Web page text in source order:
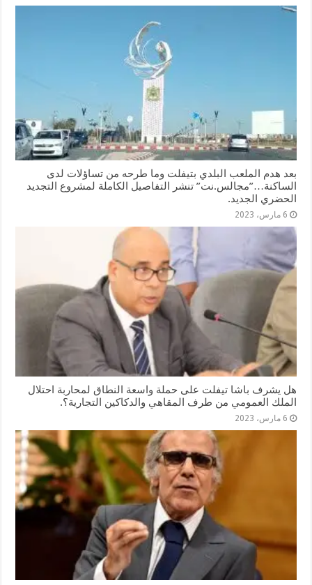
بعد هدم الملعب البلدي بتيفلت وما طرحه من تساؤلات لدى
الساكنة…”مجالس.نت” تنشر التفاصيل الكاملة لمشروع التجديد
الحضري الجديد.
6 مارس، 2023
هل يشرف باشا تيفلت على حملة واسعة النطاق لمحاربة احتلال
الملك العمومي من طرف المقاهي والدكاكين التجارية؟.
6 مارس، 2023